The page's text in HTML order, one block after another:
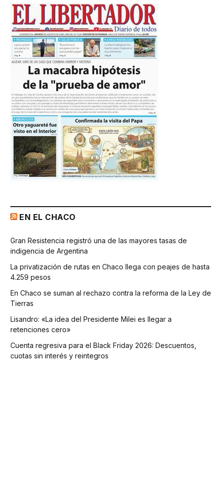
EN EL CHACO
Gran Resistencia registró una de las mayores tasas de
indigencia de Argentina
La privatización de rutas en Chaco llega con peajes de hasta
4.259 pesos
En Chaco se suman al rechazo contra la reforma de la Ley de
Tierras
Lisandro: «La idea del Presidente Milei es llegar a
retenciones cero»
Cuenta regresiva para el Black Friday 2026: Descuentos,
cuotas sin interés y reintegros